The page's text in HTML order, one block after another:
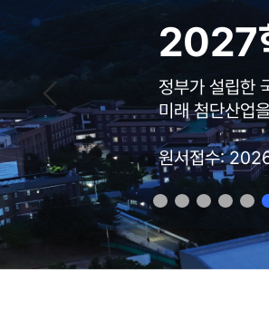
2027
정부가 설립한
미래 첨단산업
원서접수: